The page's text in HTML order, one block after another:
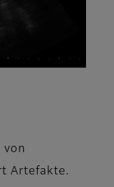
von
Artefakte.